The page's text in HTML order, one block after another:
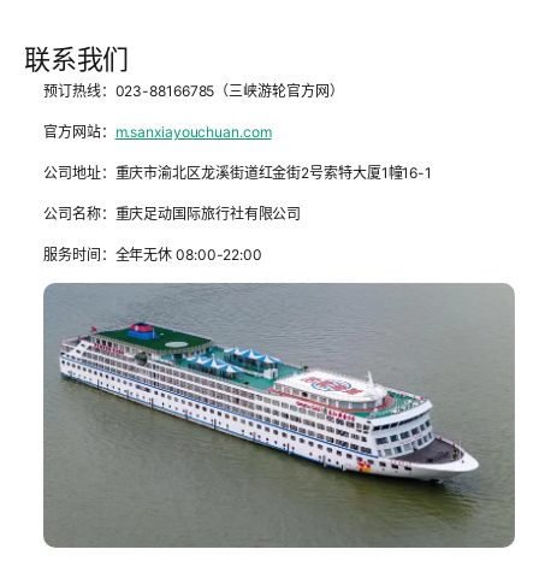
联系我们
预订热线：023-88166785（三峡游轮官方网）
官方网站： m.sanxiayouchuan.com
公司地址：重庆市渝北区龙溪街道红金街2号索特大厦1幢16-1
公司名称：重庆足动国际旅行社有限公司
服务时间 ：全年无休 08:00-22:00